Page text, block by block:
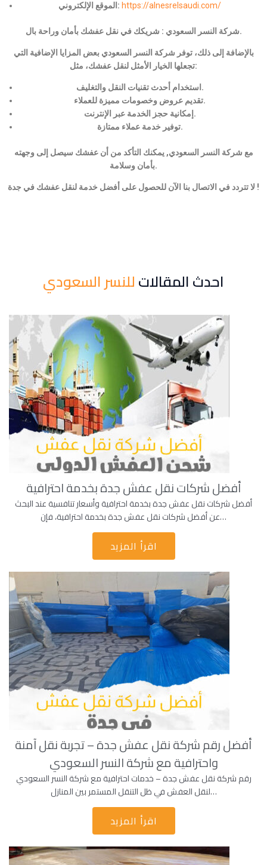
الموقع الإلكتروني: https://alnesrelsaudi.com/
شركة النسر السعودي : شريكك في نقل عفشك بأمان وراحة بال.
بالإضافة إلى ذلك، توفر شركة النسر السعودي بعض المزايا الإضافية التي
تجعلها الخيار الأمثل لنقل عفشك، مثل:
استخدام أحدث تقنيات النقل والتغليف.
تقديم عروض وخصومات مميزة للعملاء.
إمكانية حجز الخدمة عبر الإنترنت.
توفير خدمة عملاء ممتازة.
مع شركة النسر السعودي, يمكنك التأكد من أن عفشك سيصل إلى وجهته
بأمان وسلامة.
لا تتردد في الاتصال بنا الآن للحصول على أفضل خدمة لنقل عفشك في جدة !
احدث المقالاتللنسر السعودي
أفضل شركات نقل عفش جدة بخدمة احترافية
أفضل شركات نقل عفش جدة بخدمة احترافية وأسعار تنافسية عند البحث
عن أفضل شركات نقل عفش جدة بخدمة احترافية، فإن…
اقرأ المزيد
أفضل رقم شركة نقل عفش جدة – تجربة نقل آمنة
واحترافية مع شركة النسر السعودي
رقم شركة نقل عفش جدة – خدمات احترافية مع شركة النسر السعودي
لنقل العفش في ظل التنقل المستمر بين المنازل…
اقرأ المزيد